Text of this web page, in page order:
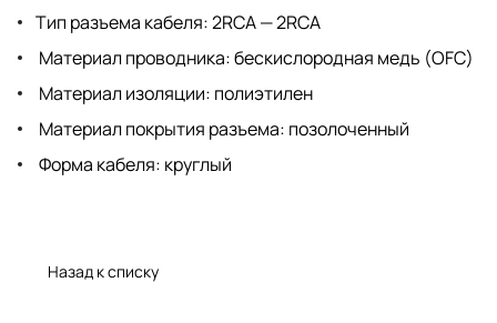
Тип разъема кабеля: 2RCA — 2RCA
Материал проводника: беcкислородная медь (OFC)
Материал изоляции: полиэтилен
Материал покрытия разъема: позолоченный
Форма кабеля: круглый
Назад к списку